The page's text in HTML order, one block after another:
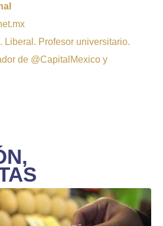
Liberal. Profesor universitario.
de @CapitalMexico y